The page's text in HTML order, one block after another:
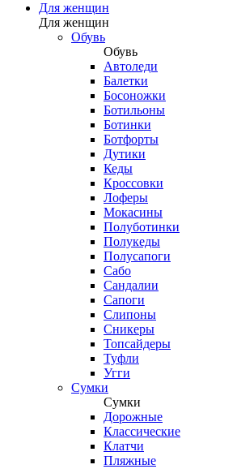
Для женщин
Для женщин
Обувь
Обувь
Автоледи
Балетки
Босоножки
Ботильоны
Ботинки
Ботфорты
Дутики
Кеды
Кроссовки
Лоферы
Мокасины
Полуботинки
Полукеды
Полусапоги
Сабо
Сандалии
Сапоги
Слипоны
Сникеры
Топсайдеры
Туфли
Угги
Сумки
Сумки
Дорожные
Классические
Клатчи
Пляжные